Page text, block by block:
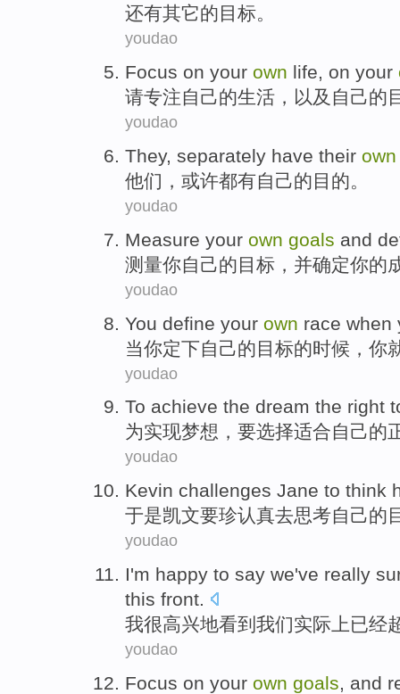
还有其它的目标。
youdao
Focus on your own life, on your
请专注自己的生活 ，以及自己的
youdao
They, separately have their own
他们 ， 或许都有自己的目的。
youdao
Measure your own goals and
测量你自己的目标 ， 并确定你的
youdao
You define your own race when
当你定下自己的目标的时候，你
youdao
To achieve the dream the right
为实现梦想 ， 要选择适合自己的
youdao
Kevin challenges Jane to think
于是凯文要珍认真去思考自己的
youdao
I'm happy to say we've really
this front.
我很高兴地看到 我们实际上已经
youdao
Focus on your own goals, and